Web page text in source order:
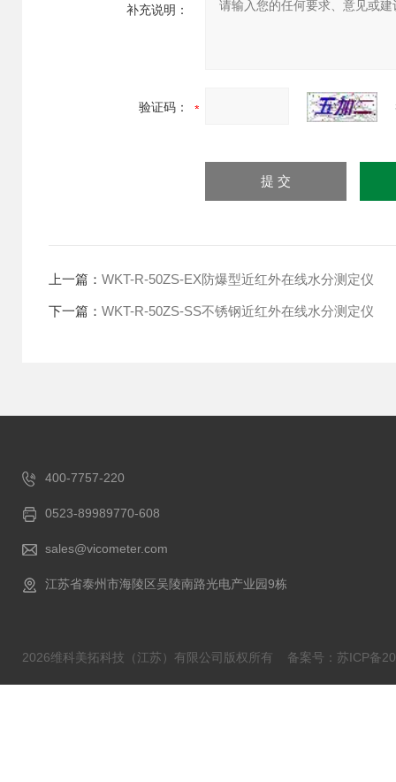
补充说明：
验证码：
上一篇： WKT-R-50ZS-EX防爆型近红外在线水分测定仪
下一篇： WKT-R-50ZS-SS不锈钢近红外在线水分测定仪
400-7757-220
0523-89989770-608
sales@vicometer.com
江苏省泰州市海陵区吴陵南路光电产业园9栋
2026维科美拓科技（江苏）有限公司版权所有 备案号：苏ICP备